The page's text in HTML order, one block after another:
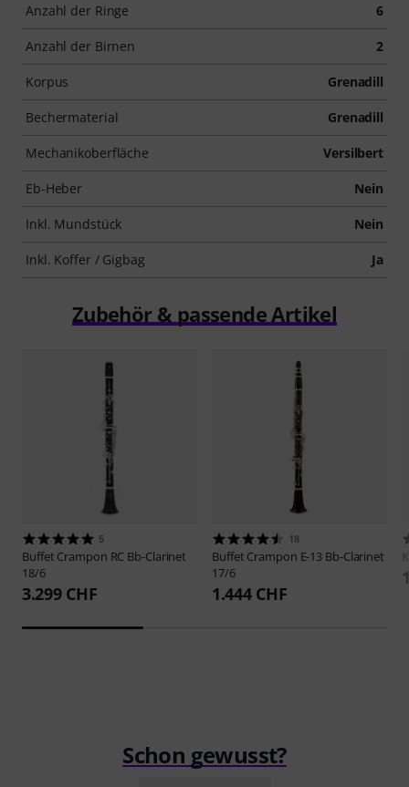
Anzahl der Ringe 6
Anzahl der Birnen 2
Korpus Grenadill
Bechermaterial Grenadill
Mechanikoberfläche Versilbert
Eb-Heber Nein
Inkl. Mundstück Nein
Inkl. Koffer / Gigbag Ja
Zubehör & passende Artikel
5
Buffet Crampon RC Bb-Clarinet
18/6
3.299 CHF
18
Buffet Crampon E-13 Bb-Clarinet
17/6
1.444 CHF
Schon gewusst?